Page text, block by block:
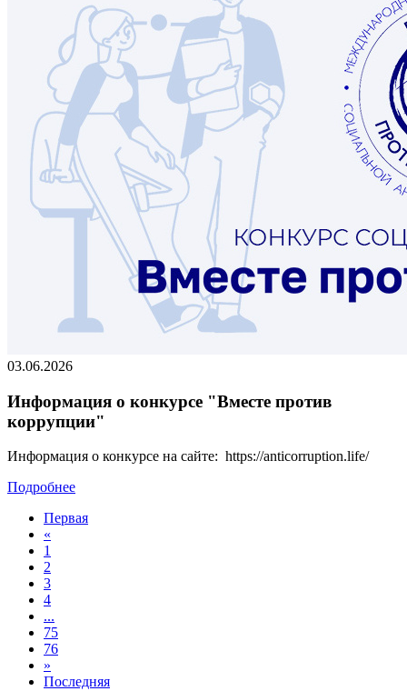
03.06.2026
Информация о конкурсе "Вместе против
коррупции"
Информация о конкурсе на сайте: https://anticorruption.life/
Подробнее
Первая
«
1
2
3
4
...
75
76
»
Последняя